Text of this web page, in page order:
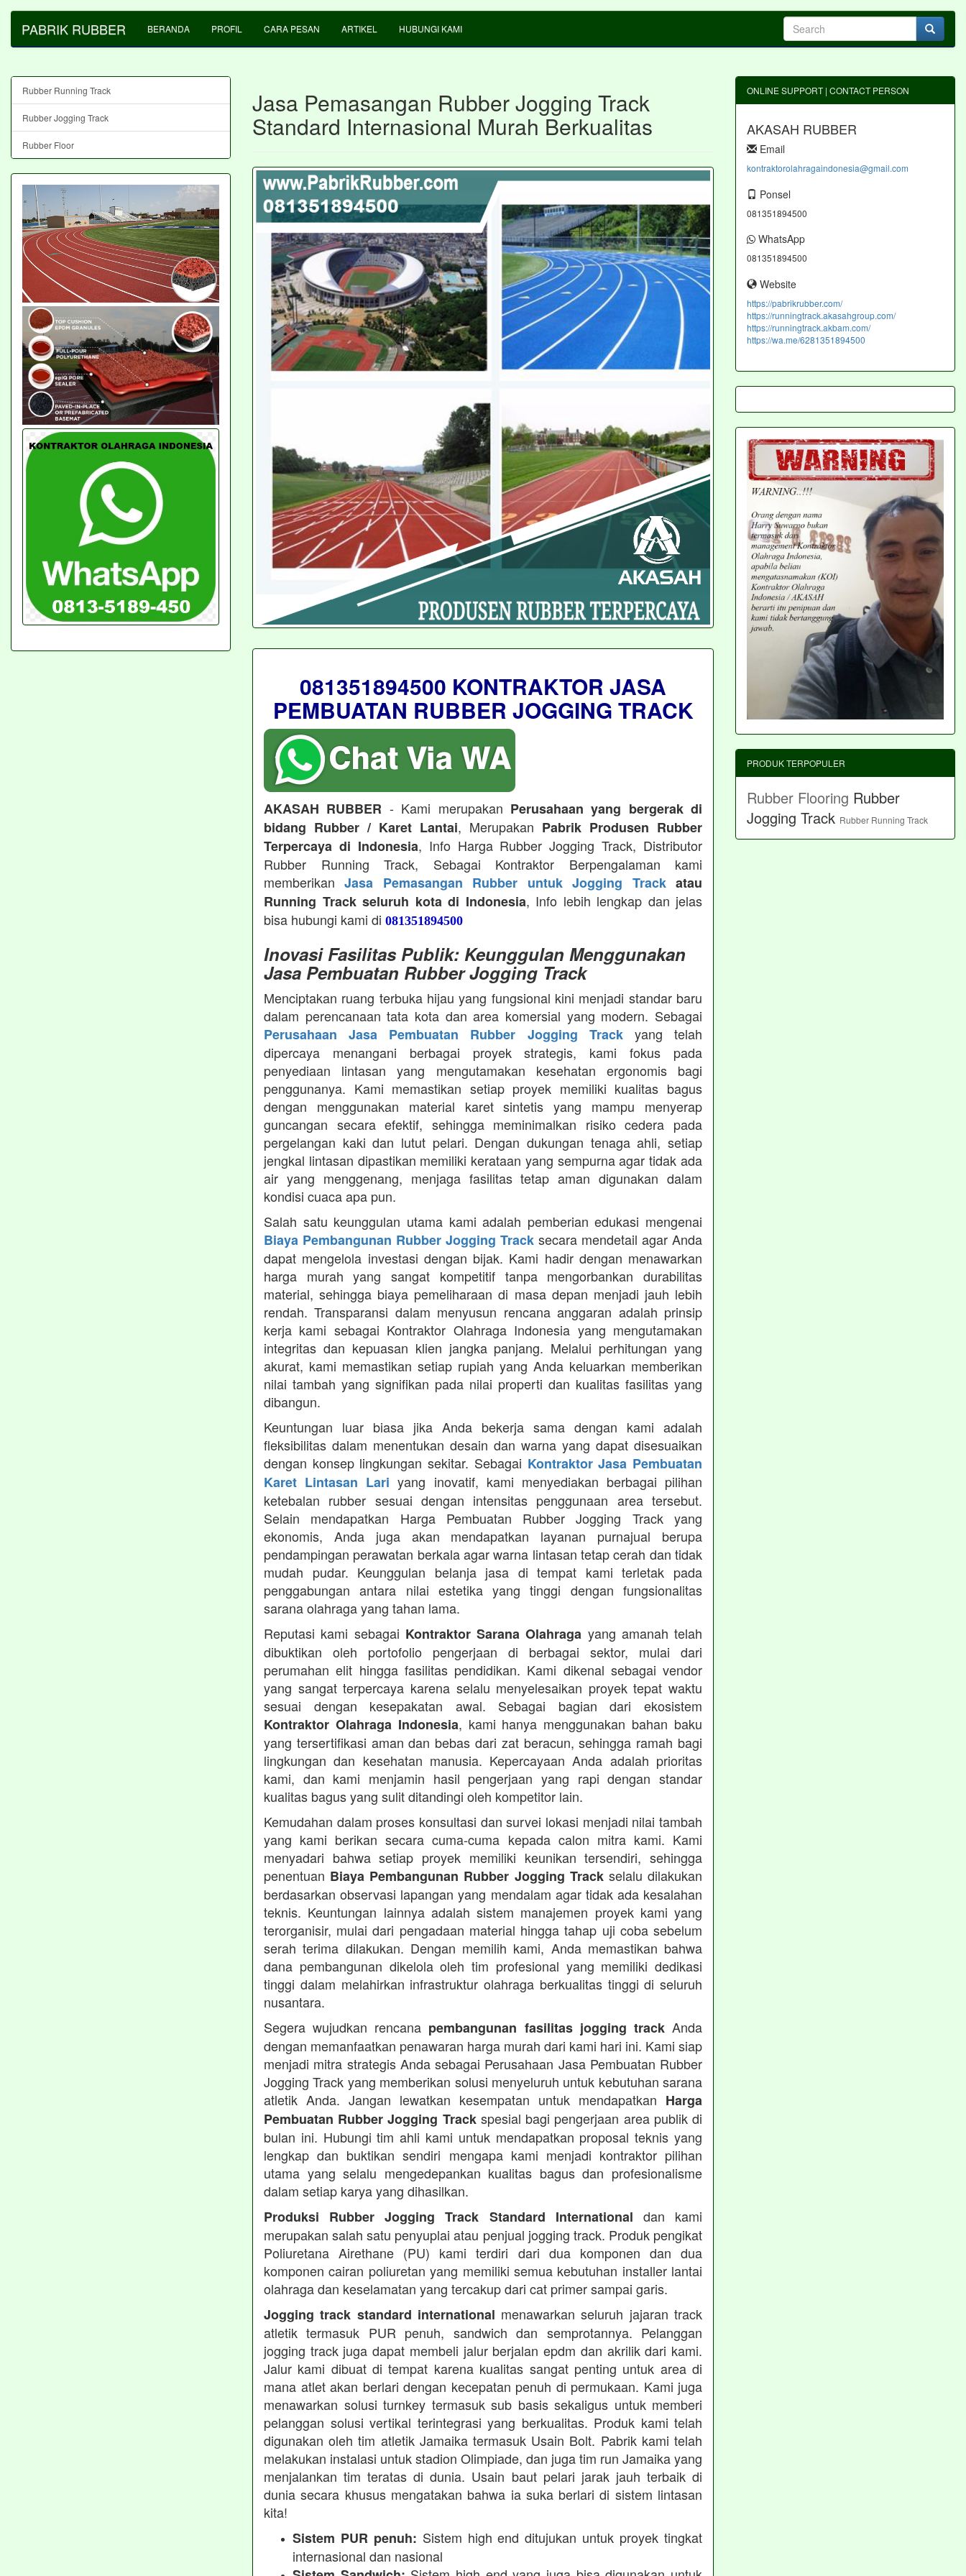
PABRIK RUBBER BERANDA PROFIL CARA PESAN ARTIKEL HUBUNGI KAMI
Jasa Pemasangan Rubber Jogging Track
Standard Internasional Murah Berkualitas
081351894500 KONTRAKTOR JASA
PEMBUATAN RUBBER JOGGING TRACK
AKASAH RUBBER - Kami merupakan Perusahaan yang bergerak di
bidang Rubber / Karet Lantai, Merupakan Pabrik Produsen Rubber
Terpercaya di Indonesia, Info Harga Rubber Jogging Track, Distributor
Rubber Running Track, Sebagai Kontraktor Berpengalaman kami
memberikanJasa Pemasangan Rubber untuk Jogging Trackatau
Running Track seluruh kota di Indonesia, Info lebih lengkap dan jelas
bisa hubungi kami di 081351894500
Inovasi Fasilitas Publik: Keunggulan Menggunakan
Jasa Pembuatan Rubber Jogging Track
Menciptakan ruang terbuka hijau yang fungsional kini menjadi standar baru
dalam perencanaan tata kota dan area komersial yang modern. Sebagai
Perusahaan Jasa Pembuatan Rubber Jogging Trackyang telah
dipercaya menangani berbagai proyek strategis, kami fokus pada
penyediaan lintasan yang mengutamakan kesehatan ergonomis bagi
penggunanya. Kami memastikan setiap proyek memiliki kualitas bagus
dengan menggunakan material karet sintetis yang mampu menyerap
guncangan secara efektif, sehingga meminimalkan risiko cedera pada
pergelangan kaki dan lutut pelari. Dengan dukungan tenaga ahli, setiap
jengkal lintasan dipastikan memiliki kerataan yang sempurna agar tidak ada
air yang menggenang, menjaga fasilitas tetap aman digunakan dalam
kondisi cuaca apa pun.
Salah satu keunggulan utama kami adalah pemberian edukasi mengenai
Biaya Pembangunan Rubber Jogging Track secara mendetail agar Anda
dapat mengelola investasi dengan bijak. Kami hadir dengan menawarkan
harga murah yang sangat kompetitif tanpa mengorbankan durabilitas
material, sehingga biaya pemeliharaan di masa depan menjadi jauh lebih
rendah. Transparansi dalam menyusun rencana anggaran adalah prinsip
kerja kami sebagai Kontraktor Olahraga Indonesia yang mengutamakan
integritas dan kepuasan klien jangka panjang. Melalui perhitungan yang
akurat, kami memastikan setiap rupiah yang Anda keluarkan memberikan
nilai tambah yang signifikan pada nilai properti dan kualitas fasilitas yang
dibangun.
Keuntungan luar biasa jika Anda bekerja sama dengan kami adalah
fleksibilitas dalam menentukan desain dan warna yang dapat disesuaikan
dengan konsep lingkungan sekitar. Sebagai Kontraktor Jasa Pembuatan
Karet Lintasan Lari yang inovatif, kami menyediakan berbagai pilihan
ketebalan rubber sesuai dengan intensitas penggunaan area tersebut.
Selain mendapatkan Harga Pembuatan Rubber Jogging Track yang
ekonomis, Anda juga akan mendapatkan layanan purnajual berupa
pendampingan perawatan berkala agar warna lintasan tetap cerah dan tidak
mudah pudar. Keunggulan belanja jasa di tempat kami terletak pada
penggabungan antara nilai estetika yang tinggi dengan fungsionalitas
sarana olahraga yang tahan lama.
Reputasi kami sebagai Kontraktor Sarana Olahraga yang amanah telah
dibuktikan oleh portofolio pengerjaan di berbagai sektor, mulai dari
perumahan elit hingga fasilitas pendidikan. Kami dikenal sebagai vendor
yang sangat terpercaya karena selalu menyelesaikan proyek tepat waktu
sesuai dengan kesepakatan awal. Sebagai bagian dari ekosistem
Kontraktor Olahraga Indonesia, kami hanya menggunakan bahan baku
yang tersertifikasi aman dan bebas dari zat beracun, sehingga ramah bagi
lingkungan dan kesehatan manusia. Kepercayaan Anda adalah prioritas
kami, dan kami menjamin hasil pengerjaan yang rapi dengan standar
kualitas bagus yang sulit ditandingi oleh kompetitor lain.
Kemudahan dalam proses konsultasi dan survei lokasi menjadi nilai tambah
yang kami berikan secara cuma-cuma kepada calon mitra kami. Kami
menyadari bahwa setiap proyek memiliki keunikan tersendiri, sehingga
penentuan Biaya Pembangunan Rubber Jogging Trackselalu dilakukan
berdasarkan observasi lapangan yang mendalam agar tidak ada kesalahan
teknis. Keuntungan lainnya adalah sistem manajemen proyek kami yang
terorganisir, mulai dari pengadaan material hingga tahap uji coba sebelum
serah terima dilakukan. Dengan memilih kami, Anda memastikan bahwa
dana pembangunan dikelola oleh tim profesional yang memiliki dedikasi
tinggi dalam melahirkan infrastruktur olahraga berkualitas tinggi di seluruh
nusantara.
Segera wujudkan rencana pembangunan fasilitas jogging trackAnda
dengan memanfaatkan penawaran harga murah dari kami hari ini. Kami siap
menjadi mitra strategis Anda sebagai Perusahaan Jasa Pembuatan Rubber
Jogging Track yang memberikan solusi menyeluruh untuk kebutuhan sarana
atletik Anda. Jangan lewatkan kesempatan untuk mendapatkan Harga
Pembuatan Rubber Jogging Trackspesial bagi pengerjaan area publik di
bulan ini. Hubungi tim ahli kami untuk mendapatkan proposal teknis yang
lengkap dan buktikan sendiri mengapa kami menjadi kontraktor pilihan
utama yang selalu mengedepankan kualitas bagus dan profesionalisme
dalam setiap karya yang dihasilkan.
Produksi Rubber Jogging Track Standard International dan kami
merupakan salah satu penyuplai atau penjual jogging track. Produk pengikat
Poliuretana Airethane (PU) kami terdiri dari dua komponen dan dua
komponen cairan poliuretan yang memiliki semua kebutuhan installer lantai
olahraga dan keselamatan yang tercakup dari cat primer sampai garis.
Jogging track standard international menawarkan seluruh jajaran track
atletik termasuk PUR penuh, sandwich dan semprotannya. Pelanggan
jogging track juga dapat membeli jalur berjalan epdm dan akrilik dari kami.
Jalur kami dibuat di tempat karena kualitas sangat penting untuk area di
mana atlet akan berlari dengan kecepatan penuh di permukaan. Kami juga
menawarkan solusi turnkey termasuk sub basis sekaligus untuk memberi
pelanggan solusi vertikal terintegrasi yang berkualitas. Produk kami telah
digunakan oleh tim atletik Jamaika termasuk Usain Bolt. Pabrik kami telah
melakukan instalasi untuk stadion Olimpiade, dan juga tim run Jamaika yang
menjalankan tim teratas di dunia. Usain baut pelari jarak jauh terbaik di
dunia secara khusus mengatakan bahwa ia suka berlari di sistem lintasan
kita!
Sistem PUR penuh: Sistem high end ditujukan untuk proyek tingkat
internasional dan nasional
Rubber Running Track
Rubber Jogging Track
Rubber Floor
ONLINE SUPPORT | CONTACT PERSON
AKASAH RUBBER
Email
kontraktorolahragaindonesia@gmail.com
Ponsel
081351894500
WhatsApp
081351894500
Website
https://pabrikrubber.com/
https://runningtrack.akasahgroup.com/
https://runningtrack.akbam.com/
https://wa.me/6281351894500
PRODUK TERPOPULER
Rubber Flooring Rubber
Jogging Track Rubber Running Track